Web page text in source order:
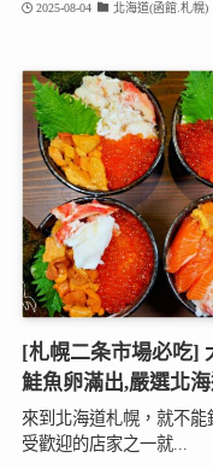
2025-08-04 北海道(函館.札幌)
[札幌二条市場必吃]
鮭魚卵滿出,嚴選北
來到北海道札幌，就不
受歡迎的店家之一就...